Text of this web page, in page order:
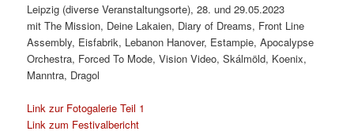
Leipzig (diverse Veranstaltungsorte), 28. und 29.05.2023
mit The Mission, Deine Lakaien, Diary of Dreams, Front Line
Assembly, Eisfabrik, Lebanon Hanover, Estampie, Apocalypse
Orchestra, Forced To Mode, Vision Video, Skálmöld, Koenix,
Manntra, Dragol
Link zur Fotogalerie Teil 1
Link zum Festivalbericht